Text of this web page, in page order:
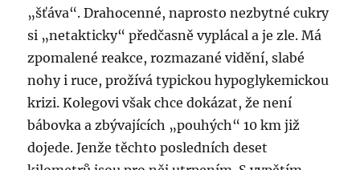
„šťáva“. Drahocenné, naprosto nezbytné cukry
si „netakticky“ předčasně vyplácal a je zle. Má
zpomalené reakce, rozmazané vidění, slabé
nohy i ruce, prožívá typickou hypoglykemickou
krizi. Kolegovi však chce dokázat, že není
bábovka a zbývajících „pouhých“ 10 km již
dojede. Jenže těchto posledních deset